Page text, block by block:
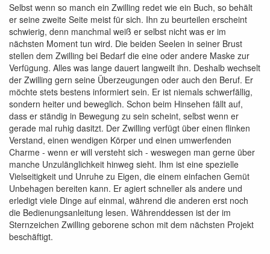
Selbst wenn so manch ein Zwilling redet wie ein Buch, so behält
er seine zweite Seite meist für sich. Ihn zu beurteilen erscheint
schwierig, denn manchmal weiß er selbst nicht was er im
nächsten Moment tun wird. Die beiden Seelen in seiner Brust
stellen dem Zwilling bei Bedarf die eine oder andere Maske zur
Verfügung. Alles was lange dauert langweilt ihn. Deshalb wechselt
der Zwilling gern seine Überzeugungen oder auch den Beruf. Er
möchte stets bestens informiert sein. Er ist niemals schwerfällig,
sondern heiter und beweglich. Schon beim Hinsehen fällt auf,
dass er ständig in Bewegung zu sein scheint, selbst wenn er
gerade mal ruhig dasitzt. Der Zwilling verfügt über einen flinken
Verstand, einen wendigen Körper und einen umwerfenden
Charme - wenn er will versteht sich - weswegen man gerne über
manche Unzulänglichkeit hinweg sieht. Ihm ist eine spezielle
Vielseitigkeit und Unruhe zu Eigen, die einem einfachen Gemüt
Unbehagen bereiten kann. Er agiert schneller als andere und
erledigt viele Dinge auf einmal, während die anderen erst noch
die Bedienungsanleitung lesen. Währenddessen ist der im
Sternzeichen Zwilling geborene schon mit dem nächsten Projekt
beschäftigt.